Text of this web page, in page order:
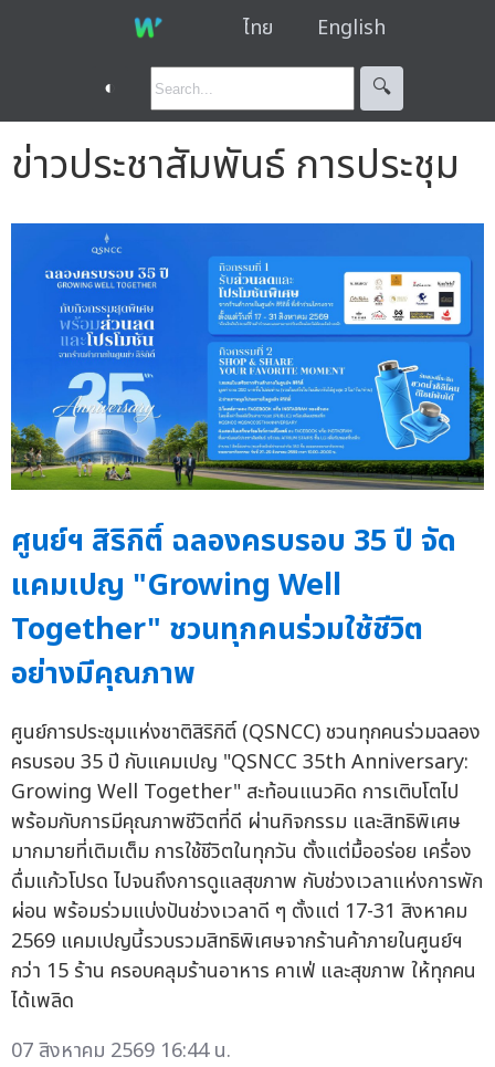
ไทย English
◐ 🔍︎
ข่าวประชาสัมพันธ์ การประชุม
ศูนย์ฯ สิริกิติ์ ฉลองครบรอบ 35 ปี จัด
แคมเปญ "Growing Well
Together" ชวนทุกคนร่วมใช้ชีวิต
อย่างมีคุณภาพ
ศูนย์การประชุมแห่งชาติสิริกิติ์ (QSNCC) ชวนทุกคนร่วมฉลอง
ครบรอบ 35 ปี กับแคมเปญ "QSNCC 35th Anniversary:
Growing Well Together" สะท้อนแนวคิด การเติบโตไป
พร้อมกับการมีคุณภาพชีวิตที่ดี ผ่านกิจกรรม และสิทธิพิเศษ
มากมายที่เติมเต็ม การใช้ชีวิตในทุกวัน ตั้งแต่มื้ออร่อย เครื่อง
ดื่มแก้วโปรด ไปจนถึงการดูแลสุขภาพ กับช่วงเวลาแห่งการพัก
ผ่อน พร้อมร่วมแบ่งปันช่วงเวลาดี ๆ ตั้งแต่ 17-31 สิงหาคม
2569 แคมเปญนี้รวบรวมสิทธิพิเศษจากร้านค้าภายในศูนย์ฯ
กว่า 15 ร้าน ครอบคลุมร้านอาหาร คาเฟ่ และสุขภาพ ให้ทุกคน
ได้เพลิด
07 สิงหาคม 2569 16:44 น.